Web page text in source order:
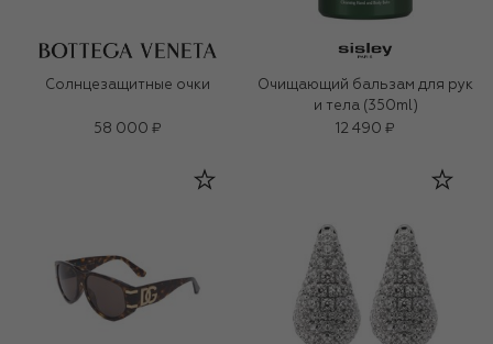
Солнцезащитные очки
58 000 ₽
Очищающий бальзам для рук
и тела (350ml)
12 490 ₽